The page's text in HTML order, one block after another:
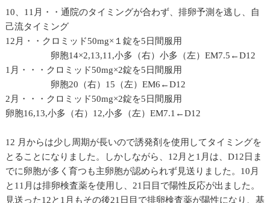
10、11月・・通院のタイミングが合わず、排卵予測を逃し、自
己流タイミング
12月・・クロミッド50mg×１錠を5日間服用
卵胞14×2,13,11,小多（右）小多（左）EM7.5←D12
1月・・・クロミッド50mg×2錠を5日間服用
卵胞20（右）15（左）EM6←D12
2月・・・クロミッド50mg×2錠を5日間服用
卵胞16,13,小多（右）12,小多（左）EM7.1←D12
12 月からは少し周期が長いので誘発剤を使用してタイミングを
とることになりました。しかしながら、12月と1月は、D12日ま
でに卵胞が多く育つも主卵胞が認められず見送りました。10月
と11月は排卵検査薬を使用し、21日目で陽性反応が出ました。
見送った12と1月もその後21日目で排卵検査薬が陽性になり、基